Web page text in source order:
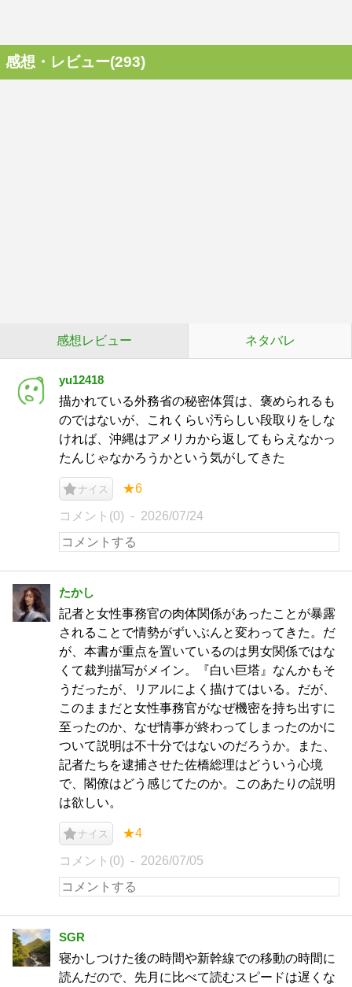
感想・レビュー(293)
感想レビュー ネタバレ
yu12418
描かれている外務省の秘密体質は、褒められるも
のではないが、これくらい汚らしい段取りをしな
ければ、沖縄はアメリカから返してもらえなかっ
たんじゃなかろうかという気がしてきた
ナイス ★6
コメント(0) 2026/07/24
たかし
記者と女性事務官の肉体関係があったことが暴露
されることで情勢がずいぶんと変わってきた。だ
が、本書が重点を置いているのは男女関係ではな
くて裁判描写がメイン。『白い巨塔』なんかもそ
うだったが、リアルによく描けてはいる。だが、
このままだと女性事務官がなぜ機密を持ち出すに
至ったのか、なぜ情事が終わってしまったのかに
ついて説明は不十分ではないのだろうか。また、
記者たちを逮捕させた佐橋総理はどういう心境
で、閣僚はどう感じてたのか。このあたりの説明
は欲しい。
ナイス ★4
コメント(0) 2026/07/05
SGR
寝かしつけた後の時間や新幹線での移動の時間に
読んだので、先月に比べて読むスピードは遅くな